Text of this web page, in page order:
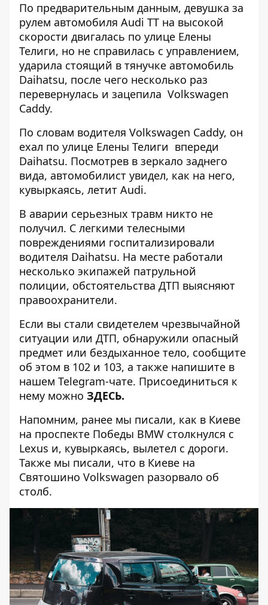
По предварительным данным, девушка за
рулем автомобиля Audi TT на высокой
скорости двигалась по улице Елены
Телиги, но не справилась с управлением,
ударила стоящий в тянучке автомобиль
Daihatsu, после чего несколько раз
перевернулась и зацепила Volkswagen
Caddy.
По словам водителя Volkswagen Caddy, он
ехал по улице Елены Телиги впереди
Daihatsu. Посмотрев в зеркало заднего
вида, автомобилист увидел, как на него,
кувыркаясь, летит Audi.
В аварии серьезных травм никто не
получил. С легкими телесными
повреждениями госпитализировали
водителя Daihatsu. На месте работали
несколько экипажей патрульной
полиции, обстоятельства ДТП выясняют
правоохранители.
Если вы стали свидетелем чрезвычайной
ситуации или ДТП, обнаружили опасный
предмет или бездыханное тело, сообщите
об этом в 102 и 103, а также напишите в
нашем Telegram-чате. Присоединиться к
нему можно ЗДЕСЬ.
Напомним, ранее мы писали, как в Киеве
на проспекте Победы BMW столкнулся с
Lexus и, кувыркаясь, вылетел с дороги.
Также мы писали, что в Киеве на
Святошино Volkswagen разорвало об
столб.